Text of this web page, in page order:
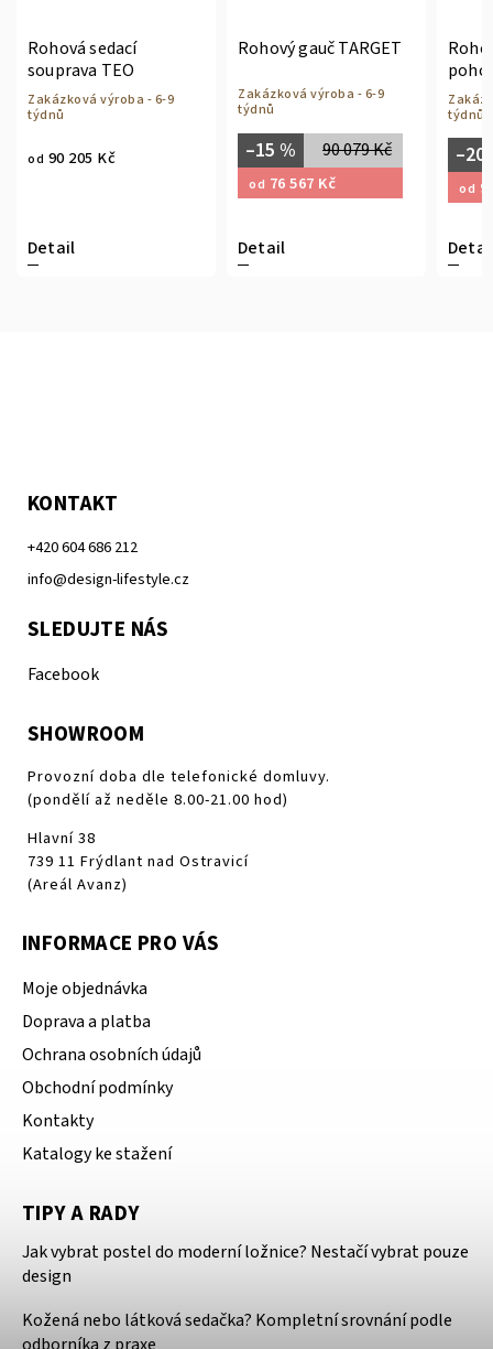
- 6-9
Rohový gauč TARGET
Zakázková výroba - 6-9
týdnů
90 079 Kč
–15 %
Rohová kožená
pohovka DONATELLO
Zakázková výroba - 6-9
113 740 Kč
–20 %
od
KONTAKT
+420 604 686 212
info@design-lifestyle.cz
SLEDUJTE NÁS
Facebook
SHOWROOM
Provozní doba dle telefonické domluvy.
(pondělí až neděle 8.00-21.00 hod)
Hlavní 38
739 11 Frýdlant nad Ostravicí
(Areál Avanz)
INFORMACE PRO VÁS
Moje objednávka
Doprava a platba
Ochrana osobních údajů
Obchodní podmínky
Kontakty
Katalogy ke stažení
TIPY A RADY
Jak vybrat postel do moderní ložnice? Nestačí vybrat pouze
design
Kožená nebo látková sedačka? Kompletní srovnání podle